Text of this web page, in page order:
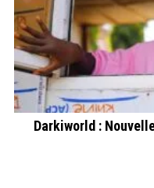
Darkiworld :